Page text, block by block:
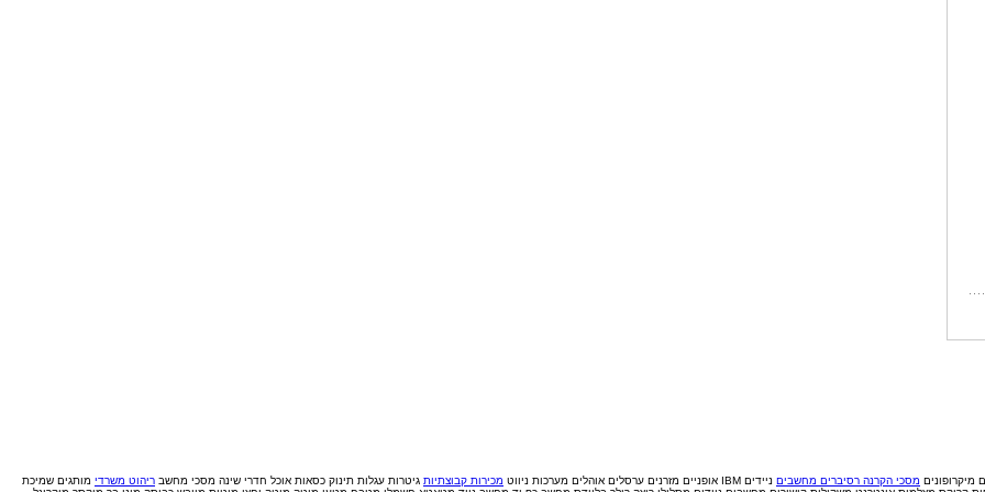
מיקרופונים מסכי הקרנה רסיברים מחשבים ניידים IBM אופניים מזרנים ערסלים אוהלים מערכות ניווט מכירות קבוצתיות גיטרות עגלות תינוק כסאות אוכל חדרי שינה מסכי מחשב ריהוט משרדי מותגים שמיכת